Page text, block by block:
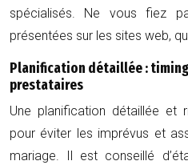
spécialisés. Ne vous fiez
présentées sur les sites web,
Planification détaillée :
prestataires
Une planification détaillée et
pour éviter les imprévus et
mariage. Il est conseillé